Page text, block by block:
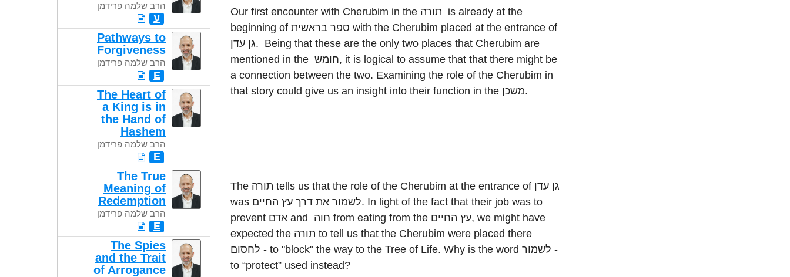
Our first encounter with Cherubim in the תורה is already at the
beginning of ספר בראשית with the Cherubim placed at the entrance of
גן עדן. Being that these are the only two places that Cherubim are
mentioned in the חומש, it is logical to assume that that there might be
a connection between the two. Examining the role of the Cherubim in
that story could give us an insight into their function in the משכן.
The תורה tells us that the role of the Cherubim at the entrance of גן עדן
was לשמור את דרך עץ החיים. In light of the fact that their job was to
prevent אדם and חוה from eating from the עץ החיים, we might have
expected the תורה to tell us that the Cherubim were placed there
לחסום - to "block" the way to the Tree of Life. Why is the word לשמור -
to “protect” used instead?
הרב שלמה פרידמן
ע
Pathways to
Forgiveness
הרב שלמה פרידמן
E
The Heart of
a King is in
the Hand of
Hashem
הרב שלמה פרידמן
E
The True
Meaning of
Redemption
הרב שלמה פרידמן
E
The Spies
and the Trait
of Arrogance